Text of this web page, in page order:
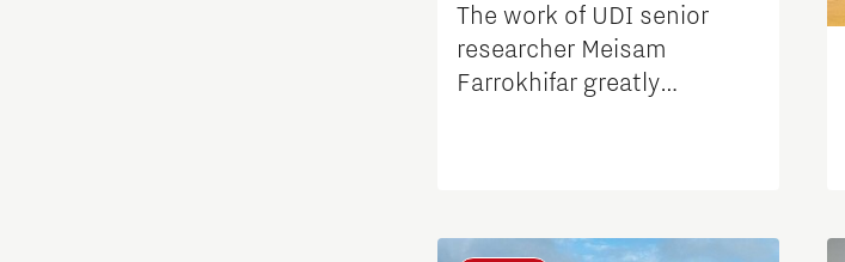
The work of UDI senior
researcher Meisam
Farrokhifar greatly